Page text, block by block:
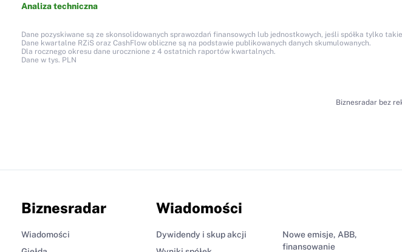
Analiza techniczna
Dane pozyskiwane są ze skonsolidowanych sprawozdań finansowych lub jednostkowych, jeśli spółka tylko
Dane kwartalne RZiS oraz CashFlow obliczne są na podstawie publikowanych danych skumulowanych.
Dla rocznego okresu dane urocznione z 4 ostatnich raportów kwartalnych.
Dane w tys. PLN
Biznesradar bez
Biznesradar
Wiadomości
Wiadomości
Dywidendy i skup akcji
Nowe emisje, ABB,
finansowanie